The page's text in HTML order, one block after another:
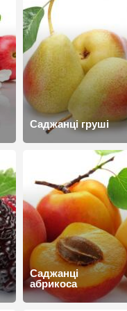
Саджанці груші
Саджанці
абрикоса